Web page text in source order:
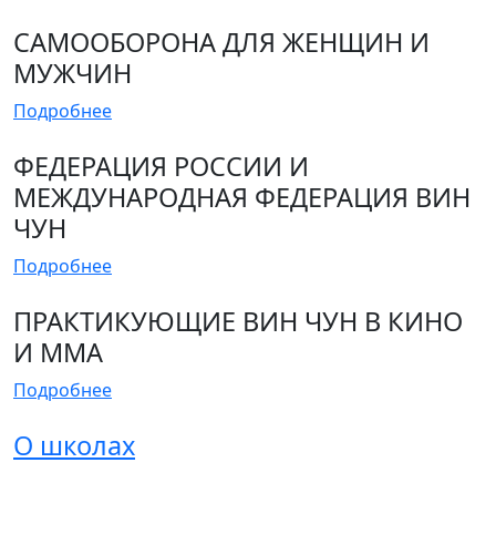
САМООБОРОНА ДЛЯ ЖЕНЩИН И
МУЖЧИН
Подробнее
ФЕДЕРАЦИЯ РОССИИ И
МЕЖДУНАРОДНАЯ ФЕДЕРАЦИЯ ВИН
ЧУН
Подробнее
ПРАКТИКУЮЩИЕ ВИН ЧУН В КИНО
И MMA
Подробнее
О школах